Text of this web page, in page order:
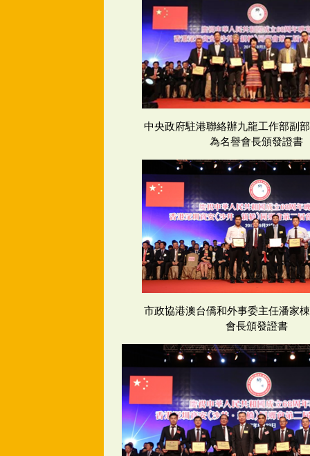
中央政府駐港聯絡辦九龍工作部副
為名譽會長頒發證書
市政協港澳台僑和外事委主任潘家
會長頒發證書